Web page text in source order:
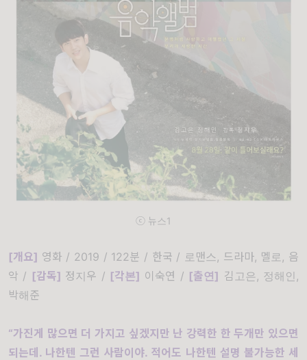
ⓒ 뉴스1
[개요] 영화 / 2019 / 122분 / 한국 / 로맨스, 드라마, 멜로, 음
악 / [감독] 정지우 / [각본] 이숙연 / [출연] 김고은, 정해인,
박해준
“가진게 많으면 더 가지고 싶겠지만 난 강력한 한 두개만 있으면
되는데. 나한텐 그런 사람이야. 적어도 나한텐 설명 불가능한 세